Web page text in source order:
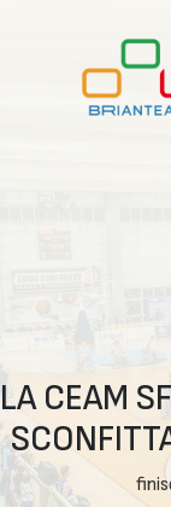
LA CEAM